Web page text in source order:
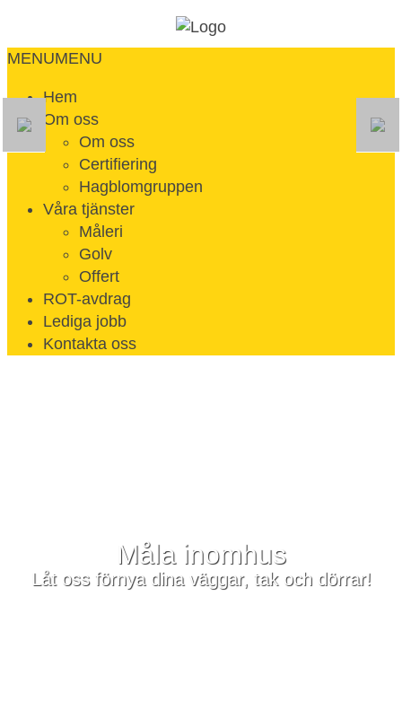
MENUMENU
Hem
Om oss
Om oss
Certifiering
Hagblomgruppen
Våra tjänster
Måleri
Golv
Offert
ROT-avdrag
Lediga jobb
Kontakta oss
Måla inomhus
Låt oss förnya dina väggar, tak och dörrar!